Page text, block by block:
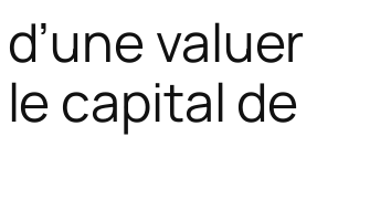
valuer
capital de